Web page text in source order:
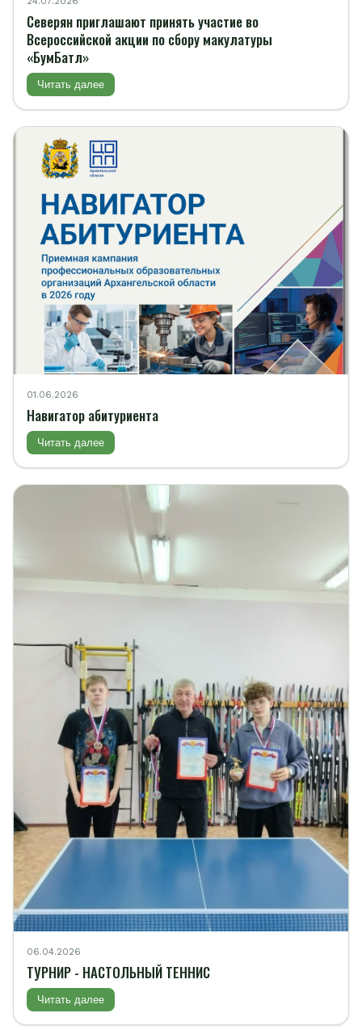
Северян приглашают принять участие во
Всероссийской акции по сбору макулатуры
«БумБатл»
Читать далее
01.06.2026
Навигатор абитуриента
Читать далее
06.04.2026
ТУРНИР - НАСТОЛЬНЫЙ ТЕННИС
Читать далее